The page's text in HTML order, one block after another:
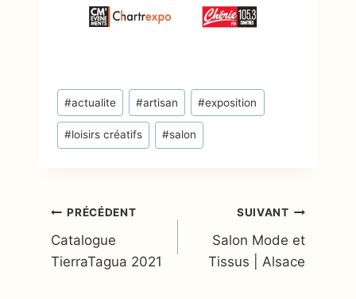
Étiquettes
de
la
#actualite #artisan #exposition
#loisirs créatifs #salon
Navigation
de
PRÉCÉDENT
Catalogue
TierraTagua 2021
SUIVANT
Salon Mode et
Tissus | Alsace